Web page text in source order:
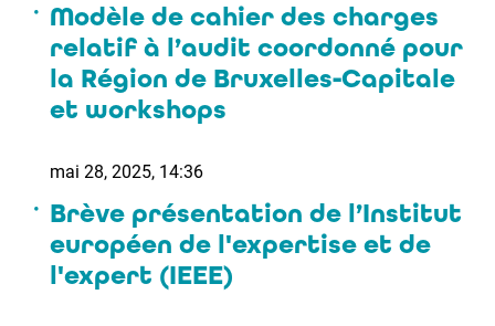
Modèle de cahier des charges
relatif à l’audit coordonné pour
la Région de Bruxelles-Capitale
et workshops
mai 28, 2025, 14:36
Brève présentation de l’Institut
européen de l'expertise et de
l'expert (IEEE)